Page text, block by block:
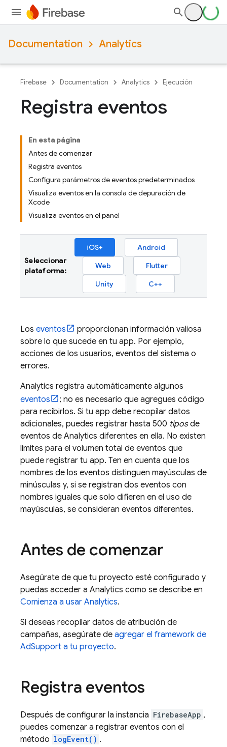
Documentation Analytics
Firebase Documentation Analytics Ejecución
Registra eventos
En esta página
Antes de comenzar
Registra eventos
Configura parámetros de eventos predeterminados
Visualiza eventos en la consola de depuración de
Xcode
Visualiza eventos en el panel
Seleccionar
plataforma:
iOS+
Android
Web
Flutter
Unity
C++
Los eventos
proporcionan información valiosa
sobre lo que sucede en tu app. Por ejemplo,
acciones de los usuarios, eventos del sistema o
errores.
Analytics registra automáticamente algunos
eventos
; no es necesario que agregues código
para recibirlos. Si tu app debe recopilar datos
adicionales, puedes registrar hasta 500 tiposde
eventos de Analytics diferentes en ella. No existen
límites para el volumen total de eventos que
puede registrar tu app. Ten en cuenta que los
nombres de los eventos distinguen mayúsculas de
minúsculas y, si se registran dos eventos con
nombres iguales que solo difieren en el uso de
mayúsculas, se consideran eventos diferentes.
Antes de comenzar
Asegúrate de que tu proyecto esté configurado y
puedas acceder a Analytics como se describe en
Comienza a usar Analytics.
Si deseas recopilar datos de atribución de
campañas, asegúrate de agregar el framework de
AdSupport a tu proyecto.
Registra eventos
Después de configurar la instancia FirebaseApp ,
puedes comenzar a registrar eventos con el
método logEvent() .